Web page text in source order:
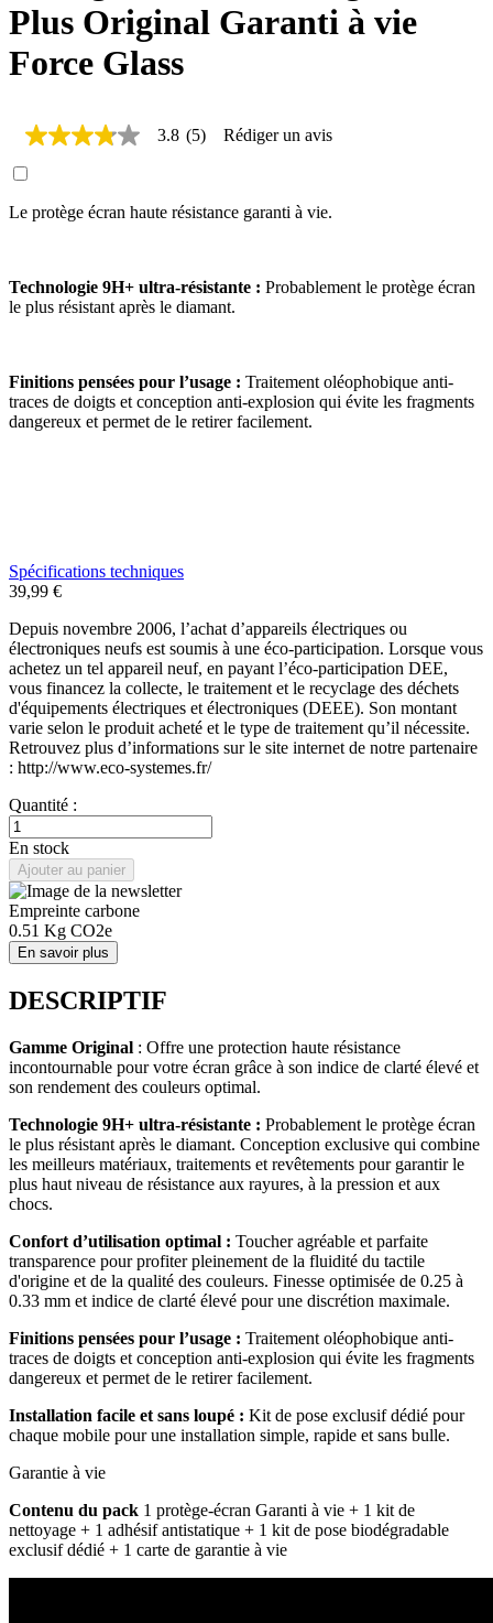
Plus Original Garanti à vie
Force Glass
3.8
sur
valeur
moyenne.
Read
5
sur
la
même
page.
3.8 (5) Rédiger un avis
Le protège écran haute résistance garanti à vie.
Technologie 9H+ ultra-résistante : Probablement le protège écran
le plus résistant après le diamant.
Finitions pensées pour l’usage : Traitement oléophobique anti-
traces de doigts et conception anti-explosion qui évite les fragments
dangereux et permet de le retirer facilement.
Spécifications techniques
39,99 €
Depuis novembre 2006, l’achat d’appareils électriques ou
électroniques neufs est soumis à une éco-participation. Lorsque vous
achetez un tel appareil neuf, en payant l’éco-participation DEE,
vous financez la collecte, le traitement et le recyclage des déchets
d'équipements électriques et électroniques (DEEE). Son montant
varie selon le produit acheté et le type de traitement qu’il nécessite.
Retrouvez plus d’informations sur le site internet de notre partenaire
: http://www.eco-systemes.fr/
Quantité :
En stock
Ajouter au panier
Empreinte carbone
0.51 Kg CO2e
En savoir plus
DESCRIPTIF
Gamme Original : Offre une protection haute résistance
incontournable pour votre écran grâce à son indice de clarté élevé et
son rendement des couleurs optimal.
Technologie 9H+ ultra-résistante : Probablement le protège écran
le plus résistant après le diamant. Conception exclusive qui combine
les meilleurs matériaux, traitements et revêtements pour garantir le
plus haut niveau de résistance aux rayures, à la pression et aux
chocs.
Confort d’utilisation optimal : Toucher agréable et parfaite
transparence pour profiter pleinement de la fluidité du tactile
d'origine et de la qualité des couleurs. Finesse optimisée de 0.25 à
0.33 mm et indice de clarté élevé pour une discrétion maximale.
Finitions pensées pour l’usage : Traitement oléophobique anti-
traces de doigts et conception anti-explosion qui évite les fragments
dangereux et permet de le retirer facilement.
Installation facile et sans loupé : Kit de pose exclusif dédié pour
chaque mobile pour une installation simple, rapide et sans bulle.
Garantie à vie
Contenu du pack 1 protège-écran Garanti à vie + 1 kit de
nettoyage + 1 adhésif antistatique + 1 kit de pose biodégradable
exclusif dédié + 1 carte de garantie à vie